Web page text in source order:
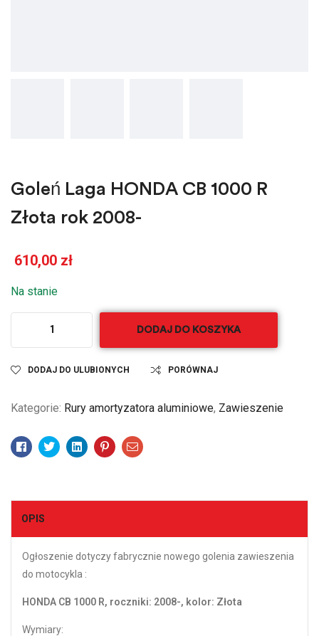
Goleń Laga HONDA CB 1000 R
Złota rok 2008-
610,00 zł
Na stanie
DODAJ DO KOSZYKA
DODAJ DO ULUBIONYCH PORÓWNAJ
Kategorie: Rury amortyzatora aluminiowe, Zawieszenie
Facebook
TwitterLinkedinPinterestEmail
OPIS
Ogłoszenie dotyczy fabrycznie nowego golenia zawieszenia
do motocykla :
HONDA CB 1000 R, roczniki: 2008-, kolor: Złota
Wymiary: